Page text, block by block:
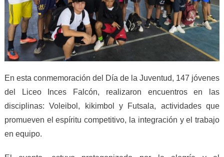
En esta conmemoración del Día de la Juventud, 147 jóvenes
del Liceo Inces Falcón, realizaron encuentros en las
disciplinas: Voleibol, kikimbol y Futsala, actividades que
promueven el espíritu competitivo, la integración y el trabajo
en equipo.